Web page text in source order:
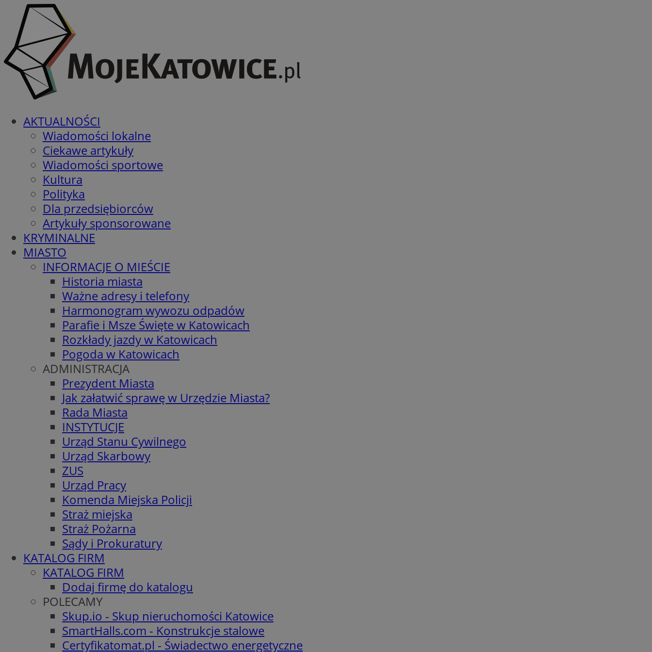
AKTUALNOŚCI
Wiadomości lokalne
Ciekawe artykuły
Wiadomości sportowe
Kultura
Polityka
Dla przedsiębiorców
Artykuły sponsorowane
KRYMINALNE
MIASTO
INFORMACJE O MIEŚCIE
Historia miasta
Ważne adresy i telefony
Harmonogram wywozu odpadów
Parafie i Msze Święte w Katowicach
Rozkłady jazdy w Katowicach
Pogoda w Katowicach
ADMINISTRACJA
Prezydent Miasta
Jak załatwić sprawę w Urzędzie Miasta?
Rada Miasta
INSTYTUCJE
Urząd Stanu Cywilnego
Urząd Skarbowy
ZUS
Urząd Pracy
Komenda Miejska Policji
Straż miejska
Straż Pożarna
Sądy i Prokuratury
KATALOG FIRM
KATALOG FIRM
Dodaj firmę do katalogu
POLECAMY
Skup.io - Skup nieruchomości Katowice
SmartHalls.com - Konstrukcje stalowe
Certyfikatomat.pl - Świadectwo energetyczne